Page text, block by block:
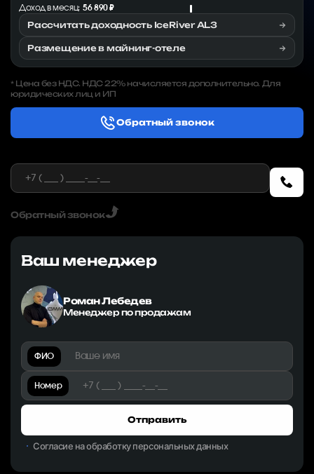
Доход в месяц: 56 890 ₽
Рассчитать доходность IceRiver AL3
Размещение в майнинг-отеле
* Цена без НДС. НДС 22% начисляется дополнительно. Для
юридических лиц и ИП
Обратный звонок
Обратный звонок
Ваш менеджер
Роман Лебедев
Менеджер по продажам
ФИО
Номер
Отправить
Согласие на обработку персональных данных